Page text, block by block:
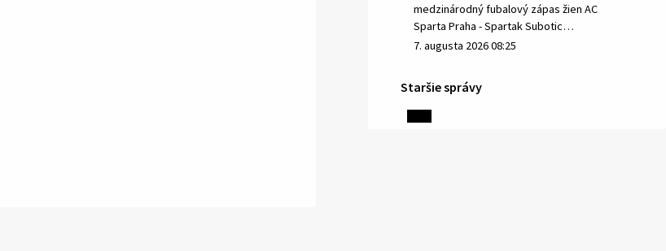
medzinárodný fubalový zápas žien AC
Sparta Praha - Spartak Subotic…
7. augusta 2026 08:25
6. augusta 2026 08:13
Staršie správy